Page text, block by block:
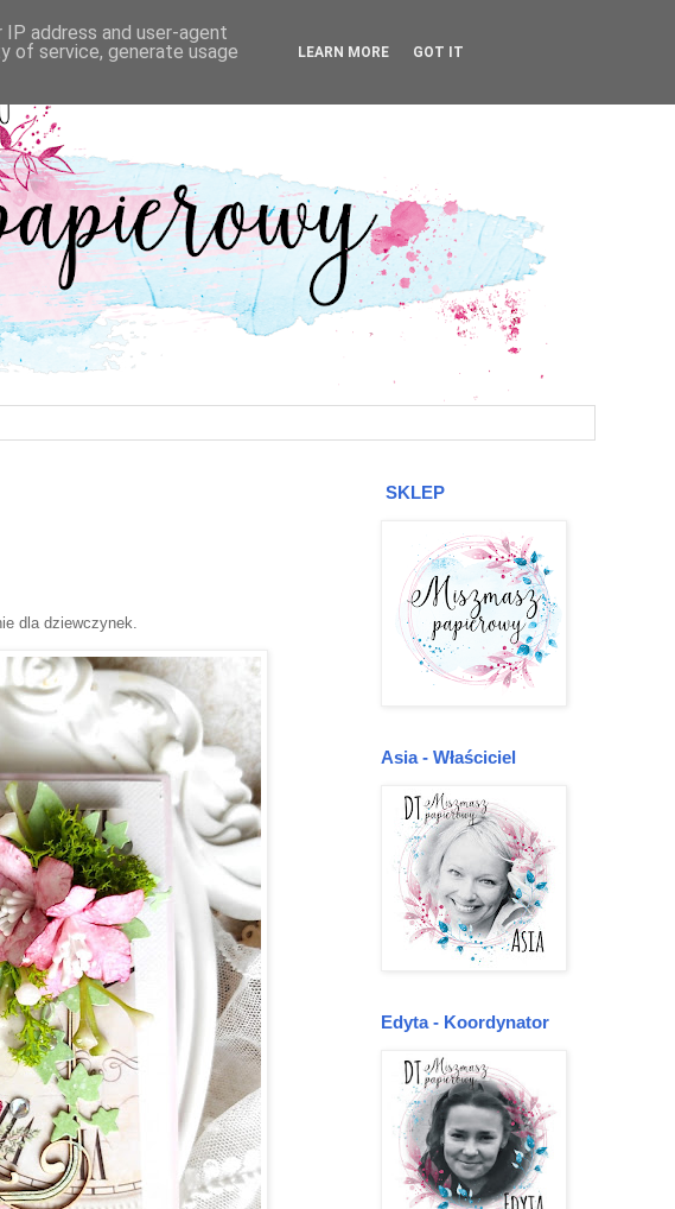
dla dziewczynek.
SKLEP
Asia - Właściciel
Edyta - Koordynator
address and user-agent
of service, generate usage
LEARN MORE GOT IT